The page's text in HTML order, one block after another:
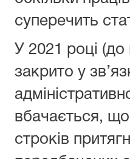
суперечить
У 2021 році
закрито у
вбачається, що
строків